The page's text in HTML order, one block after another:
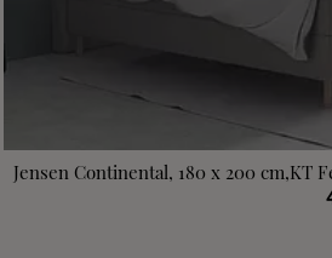
Jensen Continental, 180 x 200 cm,KT